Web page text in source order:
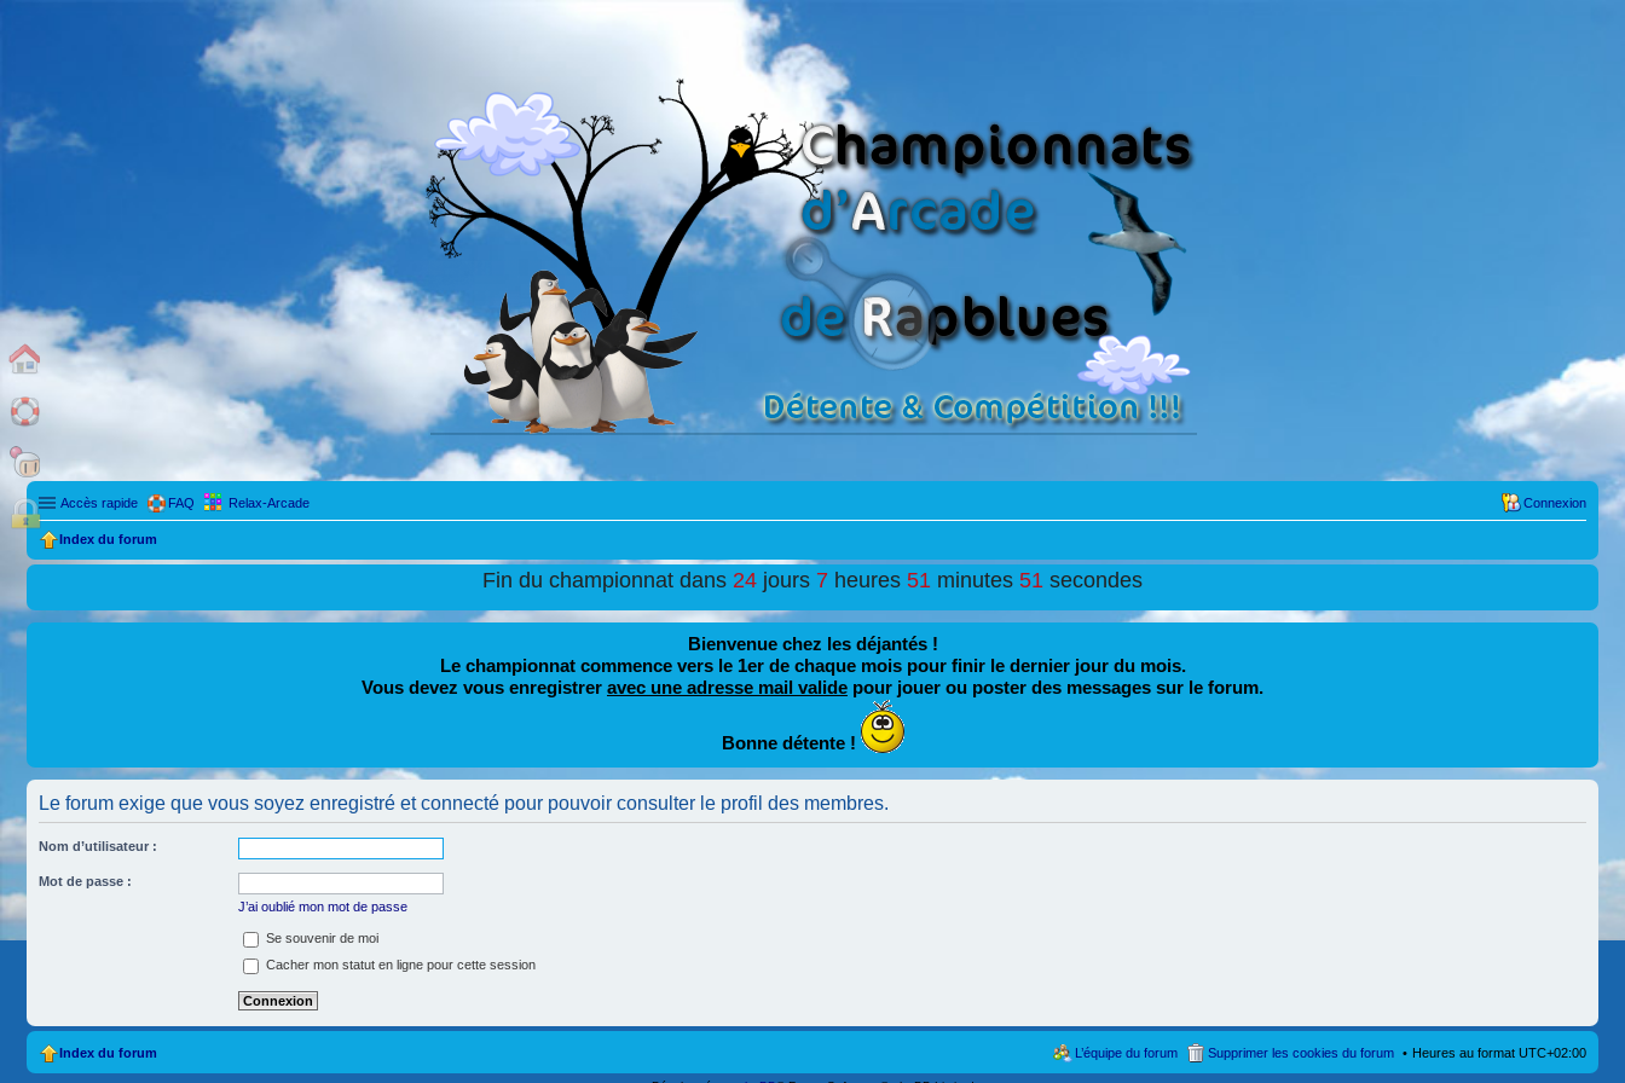
Accès rapide FAQ Relax-Arcade Connexion
Index du forum
Fin du championnat dans 24 jours 7 heures 51 minutes 51 secondes
Bienvenue chez les déjantés !
Le championnat commence vers le 1er de chaque mois pour finir le dernier jour du mois.
Vous devez vous enregistrer avec une adresse mail valide pour jouer ou poster des messages sur le forum.
Bonne détente !
Le forum exige que vous soyez enregistré et connecté pour pouvoir consulter le profil des membres.
Nom d’utilisateur :
Mot de passe :
J’ai oublié mon mot de passe
Se souvenir de moi
Cacher mon statut en ligne pour cette session
Index du forum Heures au format UTC+02:00
Supprimer les cookies du forum
L’équipe du forum